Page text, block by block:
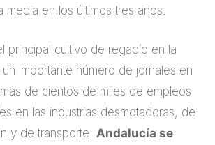
media en los últimos tres años.
principal cultivo de regadío en la
importante número de jornales en
de cientos de miles de empleos
en las industrias desmotadoras, de
y de transporte. Andalucía se